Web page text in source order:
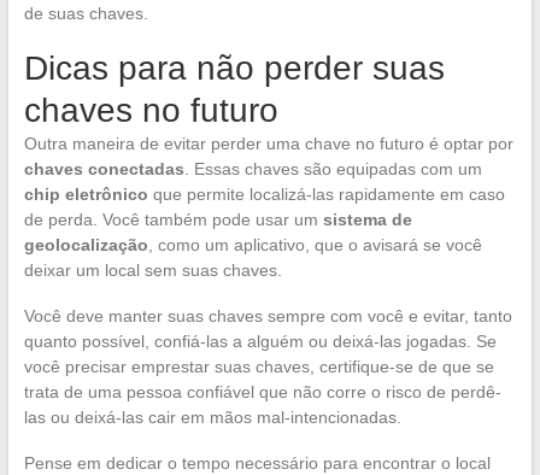
de suas chaves.
Dicas para não perder suas
chaves no futuro
Outra maneira de evitar perder uma chave no futuro é optar por
chaves conectadas. Essas chaves são equipadas com um
chip eletrônico que permite localizá-las rapidamente em caso
de perda. Você também pode usar um sistema de
geolocalização, como um aplicativo, que o avisará se você
deixar um local sem suas chaves.
Você deve manter suas chaves sempre com você e evitar, tanto
quanto possível, confiá-las a alguém ou deixá-las jogadas. Se
você precisar emprestar suas chaves, certifique-se de que se
trata de uma pessoa confiável que não corre o risco de perdê-
las ou deixá-las cair em mãos mal-intencionadas.
Pense em dedicar o tempo necessário para encontrar o local